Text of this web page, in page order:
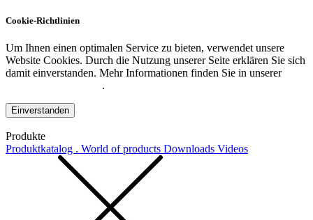
Cookie-Richtlinien
Um Ihnen einen optimalen Service zu bieten, verwendet unsere
Website Cookies. Durch die Nutzung unserer Seite erklären Sie sich
damit einverstanden. Mehr Informationen finden Sie in unserer
.
Einverstanden
Produkte
Produktkatalog . World of products Downloads Videos